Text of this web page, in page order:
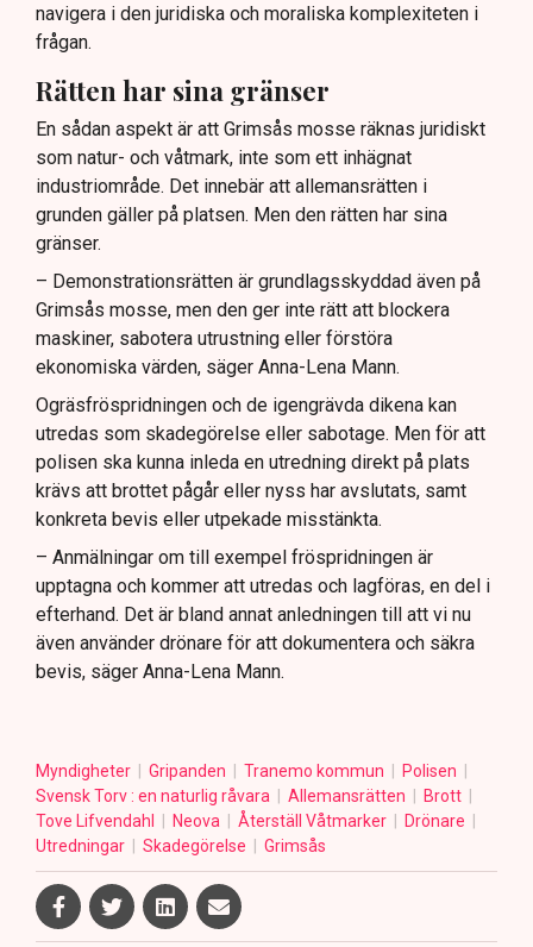
navigera i den juridiska och moraliska komplexiteten i
frågan.
Rätten har sina gränser
En sådan aspekt är att Grimsås mosse räknas juridiskt
som natur- och våtmark, inte som ett inhägnat
industriområde. Det innebär att allemansrätten i
grunden gäller på platsen. Men den rätten har sina
gränser.
– Demonstrationsrätten är grundlagsskyddad även på
Grimsås mosse, men den ger inte rätt att blockera
maskiner, sabotera utrustning eller förstöra
ekonomiska värden, säger Anna-Lena Mann.
Ogräsfröspridningen och de igengrävda dikena kan
utredas som skadegörelse eller sabotage. Men för att
polisen ska kunna inleda en utredning direkt på plats
krävs att brottet pågår eller nyss har avslutats, samt
konkreta bevis eller utpekade misstänkta.
– Anmälningar om till exempel fröspridningen är
upptagna och kommer att utredas och lagföras, en del i
efterhand. Det är bland annat anledningen till att vi nu
även använder drönare för att dokumentera och säkra
bevis, säger Anna-Lena Mann.
Myndigheter Gripanden Tranemo kommun
Polisen
Svensk Torv : en naturlig råvara
Allemansrätten
Brott
Tove Lifvendahl
Neova Återställ Våtmarker
Drönare
Utredningar
Skadegörelse Grimsås